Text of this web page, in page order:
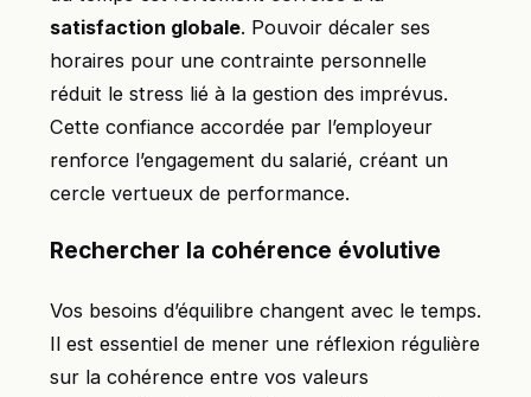
satisfaction globale. Pouvoir décaler ses
horaires pour une contrainte personnelle
réduit le stress lié à la gestion des imprévus.
Cette confiance accordée par l’employeur
renforce l’engagement du salarié, créant un
cercle vertueux de performance.
Rechercher la cohérence évolutive
Vos besoins d’équilibre changent avec le temps.
Il est essentiel de mener une réflexion régulière
sur la cohérence entre vos valeurs